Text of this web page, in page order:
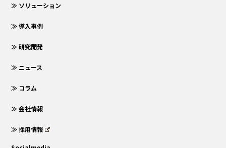
≫ ソリューション
≫ 導入事例
≫ 研究開発
≫ ニュース
≫ コラム
≫ 会社情報
≫ 採用情報